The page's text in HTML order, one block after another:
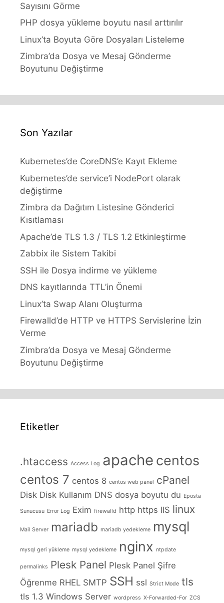
Sayısını Görme
PHP dosya yükleme boyutu nasıl arttırılır
Linux’ta Boyuta Göre Dosyaları Listeleme
Zimbra’da Dosya ve Mesaj Gönderme
Boyutunu Değiştirme
Son Yazılar
Kubernetes’de CoreDNS’e Kayıt Ekleme
Kubernetes’de service’i NodePort olarak
değiştirme
Zimbra da Dağıtım Listesine Gönderici
Kısıtlaması
Apache’de TLS 1.3 / TLS 1.2 Etkinleştirme
Zabbix ile Sistem Takibi
SSH ile Dosya indirme ve yükleme
DNS kayıtlarında TTL’in Önemi
Linux’ta Swap Alanı Oluşturma
Firewalld’de HTTP ve HTTPS Servislerine İzin
Verme
Zimbra’da Dosya ve Mesaj Gönderme
Boyutunu Değiştirme
Etiketler
.htaccess Access Log apache centos
centos 7 centos 8 centos web panel cPanel
Disk Disk Kullanım DNS dosya boyutu du Eposta
Sunucusu Error Log Exim firewalld http https IIS linux
Mail Server mariadb mariadb yedekleme mysql
mysql geri yükleme mysql yedekleme nginx ntpdate
permalinks Plesk Panel Plesk Panel Şifre
Öğrenme RHEL SMTP SSH ssl Strict Mode tls
tls 1.3 Windows Server wordpress X-Forwarded-For ZCS